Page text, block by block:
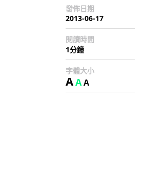
發佈日期
2013-06-17
閱讀時間
1分鐘
字體大小
AAA